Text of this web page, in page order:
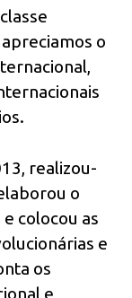
o
realizou-
o
colocou as
e
os
e